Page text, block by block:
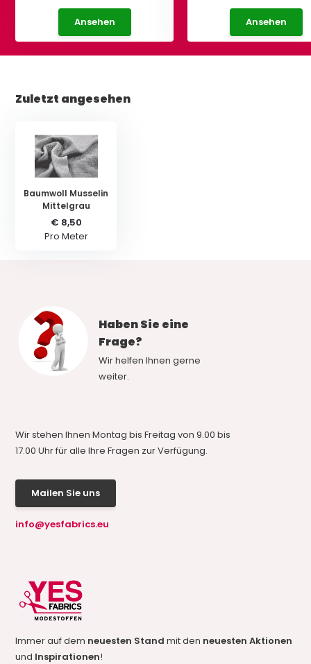
Ansehen Ansehen
Zuletzt angesehen
Baumwoll Musselin
Mittelgrau
€ 8,50
Pro Meter
Haben Sie eine
Frage?
Wir helfen Ihnen gerne
weiter.
Wir stehen Ihnen Montag bis Freitag von 9.00 bis
17.00 Uhr für alle Ihre Fragen zur Verfügung.
Mailen Sie uns
info@yesfabrics.eu
Immer auf dem neuesten Standmit den neuesten Aktionen
und Inspirationen!